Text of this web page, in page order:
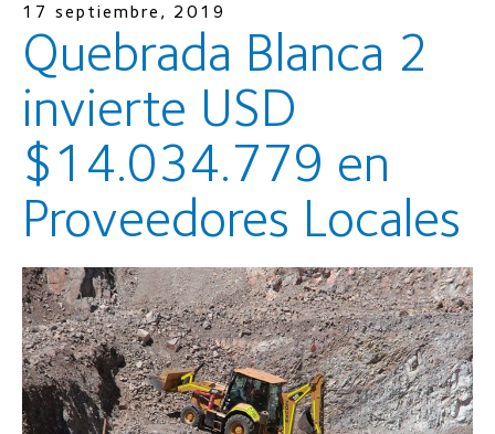
17 septiembre, 2019
Quebrada Blanca 2
invierte USD
$14.034.779 en
Proveedores Locales